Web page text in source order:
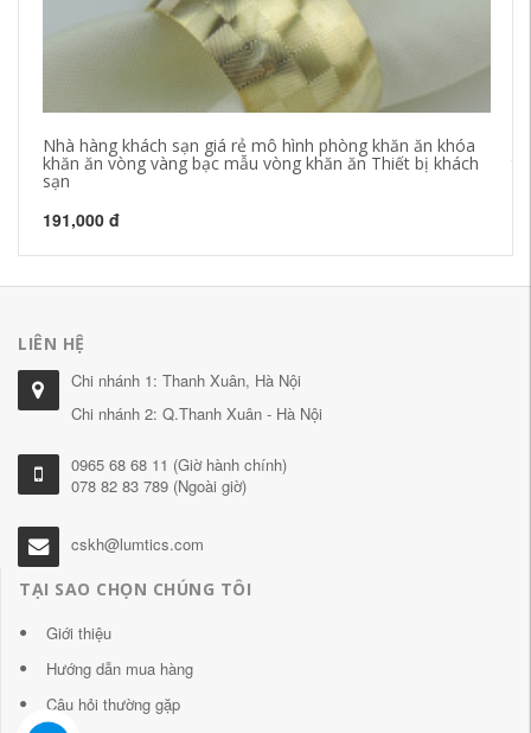
Nhà hàng khách sạn giá rẻ mô hình phòng khăn ăn khóa
khăn ăn vòng vàng bạc mẫu vòng khăn ăn Thiết bị khách
sạn
191,000 đ
LIÊN HỆ
Chi nhánh 1: Thanh Xuân, Hà Nội
Chi nhánh 2: Q.Thanh Xuân - Hà Nội
0965 68 68 11 (Giờ hành chính)
078 82 83 789 (Ngoài giờ)
cskh@lumtics.com
TẠI SAO CHỌN CHÚNG TÔI
Giới thiệu
Hướng dẫn mua hàng
Câu hỏi thường gặp